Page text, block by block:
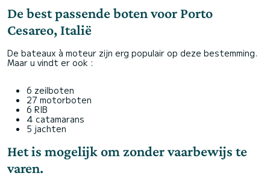
De best passende boten voor Porto
Cesareo, Italië
De bateaux à moteur zijn erg populair op deze bestemming.
Maar u vindt er ook :
6 zeilboten
27 motorboten
6 RIB
4 catamarans
5 jachten
Het is mogelijk om zonder vaarbewijs te
varen.